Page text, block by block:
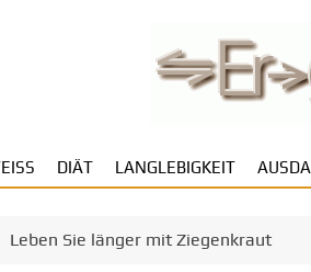
DIÄT LANGLEBIGKEIT
Leben Sie länger mit Ziegenkraut